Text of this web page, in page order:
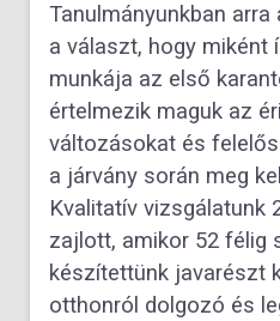
Tanulmányunkban
a választ, hogy miként
munkája az első
értelmezik maguk az
változásokat és
a járvány során meg
Kvalitatív vizsgálatunk
zajlott, amikor 52 félig
készítettünk javarészt
otthonról dolgozó és